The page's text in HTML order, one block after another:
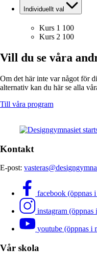
Individuellt val
Kurs 1 100
Kurs 2 100
Vill du se våra
Om det här inte var något för
alternativ kan du här se alla
Till våra program
Kontakt
E-post:
facebook (öppnas
instagram (öppnas
youtube (öppnas i
Vår skola